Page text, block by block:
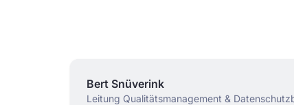
Bert Snüverink
Leitung Qualitätsmanagement &